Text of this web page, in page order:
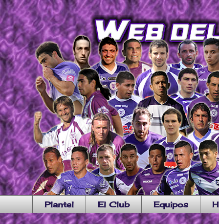
Plantel El Club Equipos